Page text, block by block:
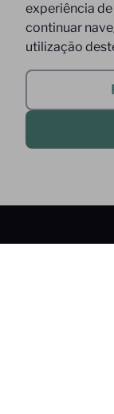
experiência
continuar
utilização
Atendimento de
das 09 às 17h
Whatsapp: (11) 9
Pague com